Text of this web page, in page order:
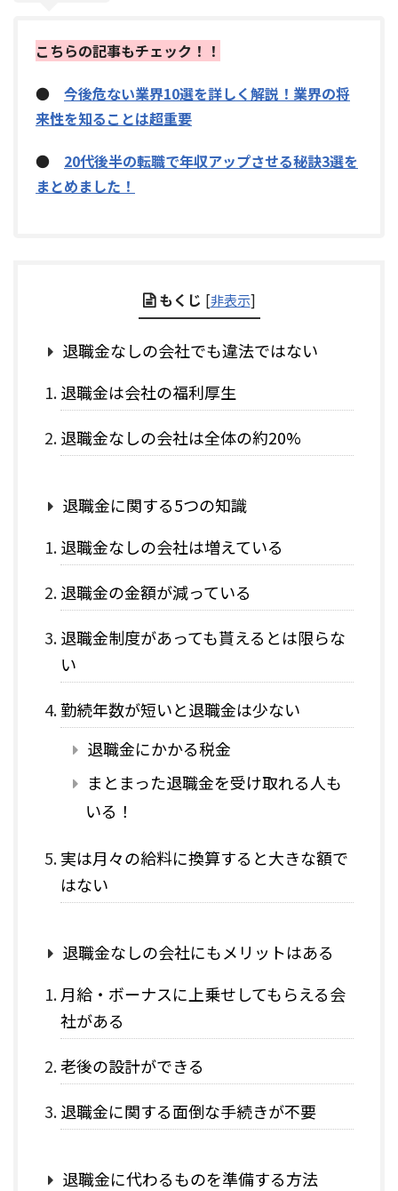
こちらの記事もチェック！！
● 今後危ない業界10選を詳しく解説！業界の将
来性を知ることは超重要
● 20代後半の転職で年収アップさせる秘訣3選を
まとめました！
もくじ [非表示]
退職金なしの会社でも違法ではない
退職金は会社の福利厚生
退職金なしの会社は全体の約20%
退職金に関する5つの知識
退職金なしの会社は増えている
退職金の金額が減っている
退職金制度があっても貰えるとは限らな
い
勤続年数が短いと退職金は少ない
退職金にかかる税金
まとまった退職金を受け取れる人も
いる！
実は月々の給料に換算すると大きな額で
はない
退職金なしの会社にもメリットはある
月給・ボーナスに上乗せしてもらえる会
社がある
老後の設計ができる
退職金に関する面倒な手続きが不要
退職金に代わるものを準備する方法